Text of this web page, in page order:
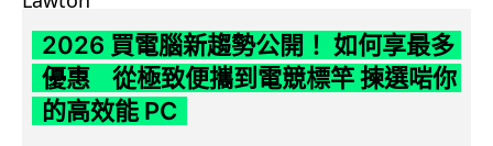
2026 買電腦新趨勢公開！ 如何享最多
優惠 從極致便攜到電競標竿 揀選啱你
的高效能 PC